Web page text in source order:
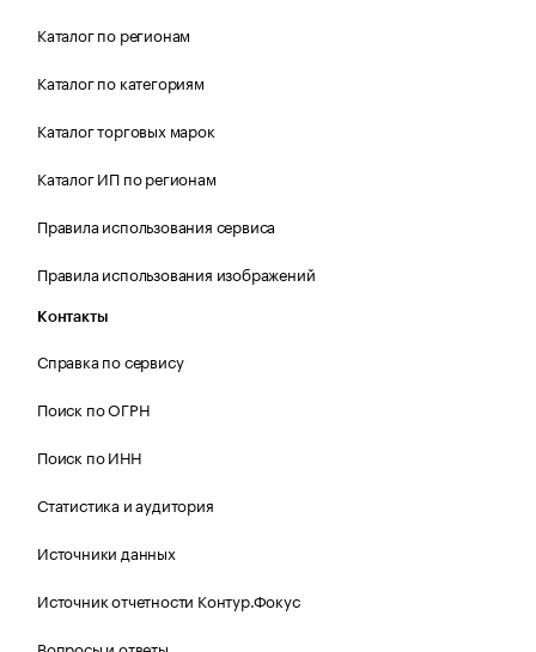
Каталог по регионам
Каталог по категориям
Каталог торговых марок
Каталог ИП по регионам
Правила использования сервиса
Правила использования изображений
Контакты
Справка по сервису
Поиск по ОГРН
Поиск по ИНН
Статистика и аудитория
Источники данных
Источник отчетности Контур.Фокус